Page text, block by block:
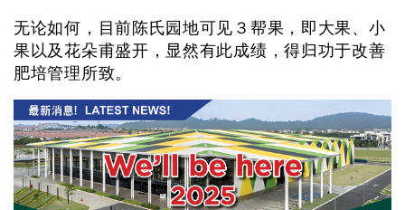
无论如何，目前陈氏园地可见３帮果，即大果、小
果以及花朵甫盛开，显然有此成绩，得归功于改善
肥培管理所致。